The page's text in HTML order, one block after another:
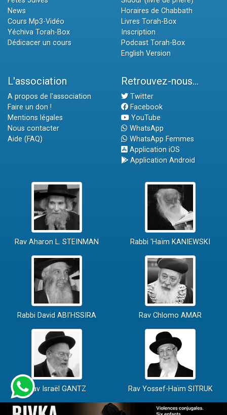
News
Cours Mp3-Vidéo
Yéchiva Torah-Box
Dédicacer un cours
Horaires de Chabbath
Livres Torah-Box
Inscription
Podcast Torah-Box
English Version
L'association
A propos de l'association
Faire un don !
Mentions légales
Nous contacter
Aide (FAQ)
Retrouvez-nous...
Twitter
Facebook
YouTube
WhatsApp
WhatsApp Femmes
Application iOS
Application Android
Rav Aharon L. STEINMAN Rabbi 'Haïm KANIEWSKI
Rabbi David ABI'HSSIRA Rav Chlomo AMAR
Rav Israël GANTZ Rav Yossef-Haïm SITRUK